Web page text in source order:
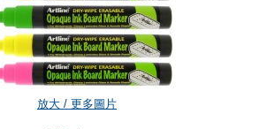
放大 / 更多圖片